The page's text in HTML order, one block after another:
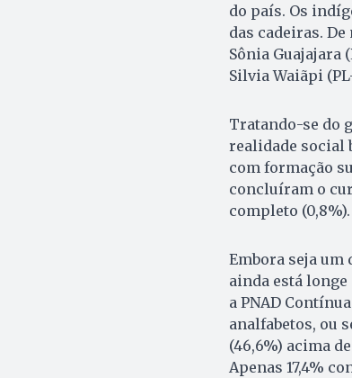
do país. Os
das cadeiras.
Sônia Guajajara
Silvia Waiãpi
Tratando-se do
realidade social
com formação
concluíram o
completo (0,8%).
Embora seja um
ainda está
a PNAD
analfabetos, ou
(46,6%) acima
Apenas 17,4%